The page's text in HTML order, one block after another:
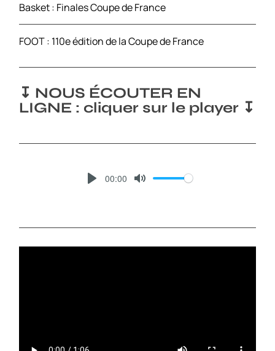
Basket : Finales Coupe de France
FOOT : 110e édition de la Coupe de France
↧ NOUS ÉCOUTER EN
LIGNE : cliquer sur le player ↧
A
00:00
T